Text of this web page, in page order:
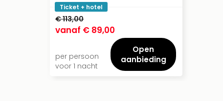
Ticket + hotel
€ 113,00
vanaf € 89,00
per persoon
voor 1 nacht
Open
aanbieding